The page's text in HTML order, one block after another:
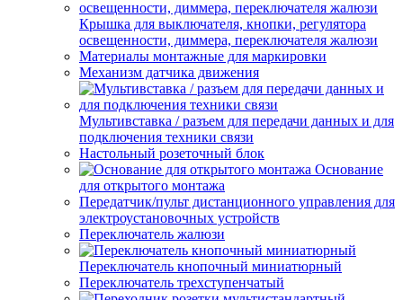
Крышка для выключателя, кнопки, регулятора
освещенности, диммера, переключателя жалюзи
Материалы монтажные для маркировки
Механизм датчика движения
Мультивставка / разъем для передачи данных и для
подключения техники связи
Настольный розеточный блок
Основание
для открытого монтажа
Передатчик/пульт дистанционного управления для
электроустановочных устройств
Переключатель жалюзи
Переключатель кнопочный миниатюрный
Переключатель трехступенчатый